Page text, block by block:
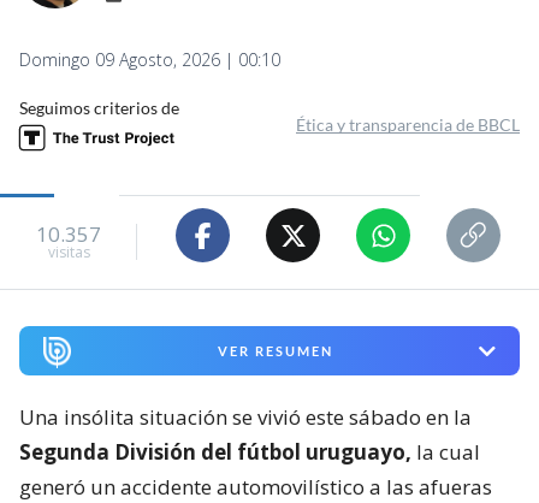
Domingo 09 Agosto, 2026 | 00:10
Seguimos criterios de
Ética y transparencia de BBCL
10.357
visitas
VER RESUMEN
Una insólita situación se vivió este sábado en la
Segunda División del fútbol uruguayo, la cual
generó un accidente automovilístico a las afueras